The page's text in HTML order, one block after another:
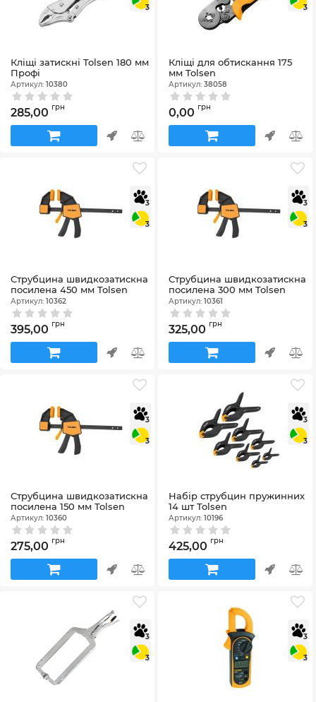
3
Кліщі затискні Tolsen 180 мм
Профі
Артикул: 10380
285,00 грн
3
Кліщі для обтискання 175
мм Tolsen
Артикул: 38058
0,00 грн
3
3
Струбцина швидкозатискна
посилена 450 мм Tolsen
Артикул: 10362
395,00 грн
3
3
Струбцина швидкозатискна
посилена 300 мм Tolsen
Артикул: 10361
325,00 грн
3
3
Струбцина швидкозатискна
посилена 150 мм Tolsen
Артикул: 10360
275,00 грн
3
3
Набір струбцин пружинних
14 шт Tolsen
Артикул: 10196
425,00 грн
3
3
3
3